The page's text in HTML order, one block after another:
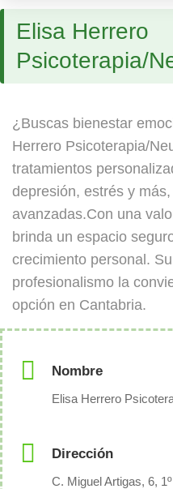
Elisa Herrero
Psicoterapia/
¿Buscas bienestar
Herrero Psicoterapia/
tratamientos
depresión, estrés y
avanzadas.Con una
brinda un espacio
crecimiento personal.
profesionalismo la
opción en Cantabria.
Nombre
Elisa Herrero
Dirección
C. Miguel Artigas, 6,